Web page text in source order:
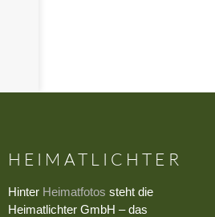
HEIMATLICHTER
Hinter Heimatfotos steht die
Heimatlichter GmbH – das